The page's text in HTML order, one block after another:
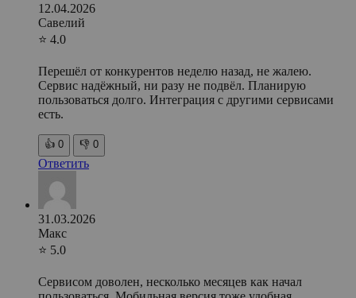
12.04.2026
Савелий
⭐ 4.0
Перешёл от конкурентов неделю назад, не жалею.
Сервис надёжный, ни разу не подвёл. Планирую
пользоваться долго. Интеграция с другими сервисами
есть.
👍 0 👎 0
Ответить
31.03.2026
Макс
⭐ 5.0
Сервисом доволен, несколько месяцев как начал